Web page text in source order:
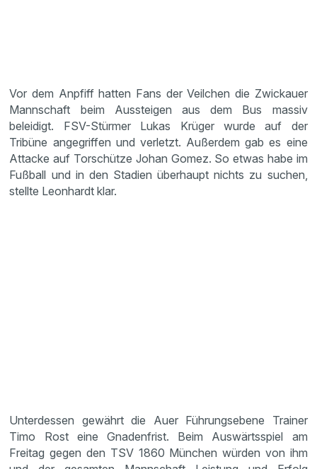
Vor dem Anpfiff hatten Fans der Veilchen die Zwickauer
Mannschaft beim Aussteigen aus dem Bus massiv
beleidigt. FSV-Stürmer Lukas Krüger wurde auf der
Tribüne angegriffen und verletzt. Außerdem gab es eine
Attacke auf Torschütze Johan Gomez. So etwas habe im
Fußball und in den Stadien überhaupt nichts zu suchen,
stellte Leonhardt klar.
Unterdessen gewährt die Auer Führungsebene Trainer
Timo Rost eine Gnadenfrist. Beim Auswärtsspiel am
Freitag gegen den TSV 1860 München würden von ihm